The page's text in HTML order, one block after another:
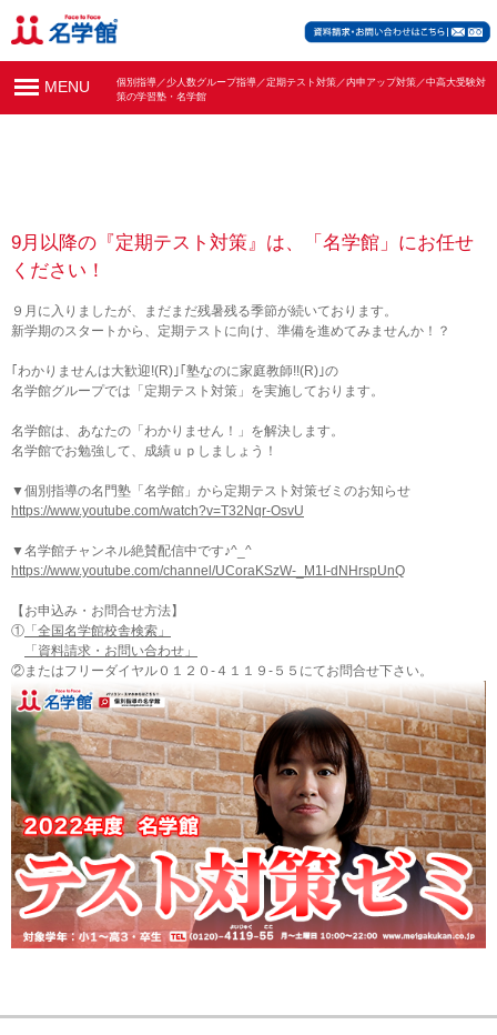
MENU
個別指導／少人数グループ指導／定期テスト対策／内申アップ対策／中高大受験対
策の学習塾・名学館
9月以降の『定期テスト対策』は、「名学館」にお任せ
ください！
９月に入りましたが、まだまだ残暑残る季節が続いております。
新学期のスタートから、定期テストに向け、準備を進めてみませんか！？
｢わかりませんは大歓迎!(R)｣｢塾なのに家庭教師!!(R)｣の
名学館グループでは「定期テスト対策」を実施しております。
名学館は、あなたの「わかりません！」を解決します。
名学館でお勉強して、成績ｕｐしましょう！
▼個別指導の名門塾「名学館」から定期テスト対策ゼミのお知らせ
https://www.youtube.com/watch?v=T32Nqr-OsvU
▼名学館チャンネル絶賛配信中です♪^_^
https://www.youtube.com/channel/UCoraKSzW-_M1I-dNHrspUnQ
【お申込み・お問合せ方法】
① 「全国名学館校舎検索」
「資料請求・お問い合わせ」
②またはフリーダイヤル０１２０-４１１９-５５にてお問合せ下さい。